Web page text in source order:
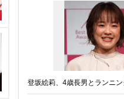
登坂絵莉、4歳長男とランニ